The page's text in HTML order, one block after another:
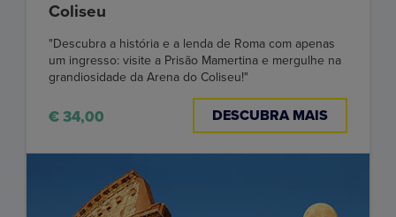
Coliseu
"Descubra a história e a lenda de Roma com apenas
um ingresso: visite a Prisão Mamertina e mergulhe na
grandiosidade da Arena do Coliseu!"
€ 34,00 DESCUBRA MAIS